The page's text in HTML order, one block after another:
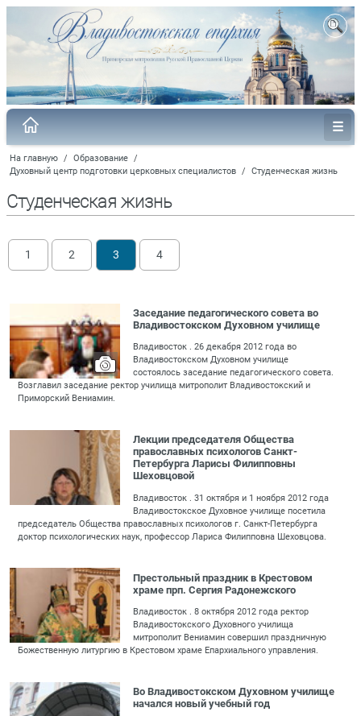
На главную / Образование /
Духовный центр подготовки церковных специалистов / Студенческая жизнь
Студенческая жизнь
1 2 3 4
Заседание педагогического совета во
Владивостокском Духовном училище
Владивосток . 26 декабря 2012 года во
Владивостокском Духовном училище
состоялось заседание педагогического совета.
Возглавил заседание ректор училища митрополит Владивостокский и
Приморский Вениамин.
Лекции председателя Общества
православных психологов Санкт-
Петербурга Ларисы Филипповны
Шеховцовой
Владивосток . 31 октября и 1 ноября 2012 года
Владивостокское Духовное училище посетила
председатель Общества православных психологов г. Санкт-Петербурга
доктор психологических наук, профессор Лариса Филипповна Шеховцова.
Престольный праздник в Крестовом
храме прп. Сергия Радонежского
Владивосток . 8 октября 2012 года ректор
Владивостокского Духовного училища
митрополит Вениамин совершил праздничную
Божественную литургию в Крестовом храме Епархиального управления.
Во Владивостокском Духовном училище
начался новый учебный год